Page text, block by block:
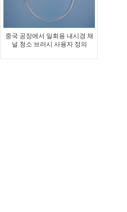
중국 공장에서 일회용 내시경 채
널 청소 브러시 사용자 정의